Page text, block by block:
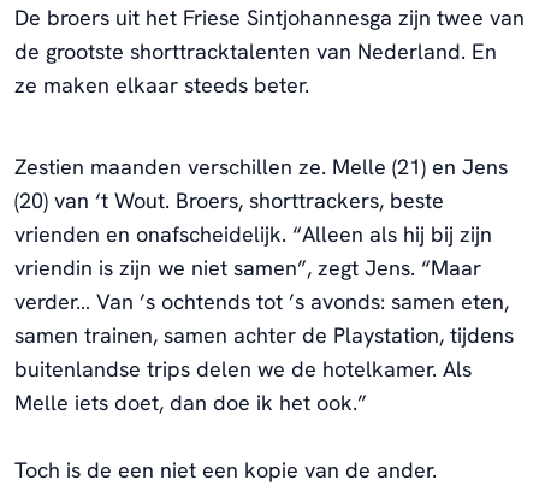
De broers uit het Friese Sintjohannesga zijn twee van
de grootste shorttracktalenten van Nederland. En
ze maken elkaar steeds beter.
Zestien maanden verschillen ze. Melle (21) en Jens
(20) van ‘t Wout. Broers, shorttrackers, beste
vrienden en onafscheidelijk. “Alleen als hij bij zijn
vriendin is zijn we niet samen”, zegt Jens. “Maar
verder… Van ’s ochtends tot ’s avonds: samen eten,
samen trainen, samen achter de Playstation, tijdens
buitenlandse trips delen we de hotelkamer. Als
Melle iets doet, dan doe ik het ook.”
Toch is de een niet een kopie van de ander.